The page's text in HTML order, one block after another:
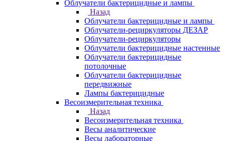
Облучатели бактерицидные и лампы
Назад
Облучатели бактерицидные и лампы
Облучатели-рециркуляторы ДЕЗАР
Облучатели-рециркуляторы
Облучатели бактерицидные настенные
Облучатели бактерицидные
потолочные
Облучатели бактерицидные
передвижные
Лампы бактерицидные
Весоизмерительная техника
Назад
Весоизмерительная техника
Весы аналитические
Весы лабораторные